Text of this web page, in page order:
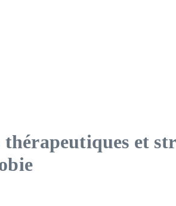
thérapeutiques et